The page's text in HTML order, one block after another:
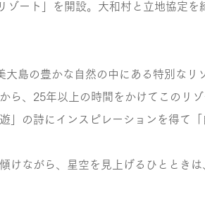
ート」を開設。大和村と立地協定を
島の豊かな自然の中にある特別なリ
ら、25年以上の時間をかけてこのリゾ
」の詩にインスピレーションを得て
けながら、星空を見上げるひととき